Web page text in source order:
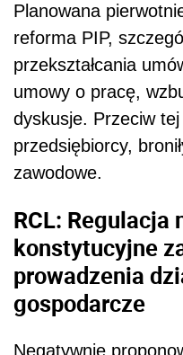
Planowana
reforma PIP,
przekształcania
umowy o pracę,
dyskusje. Przeciw
przedsiębiorcy,
zawodowe.
RCL: Regulacja
konstytucyjne
prowadzenia
gospodarcze
Negatywnie